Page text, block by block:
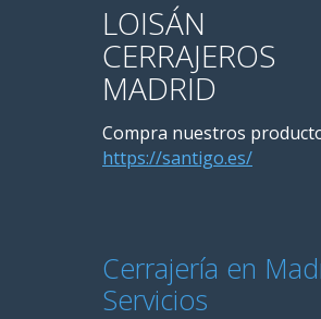
LOISÁN
CERRAJEROS
MADRID
Compra nuestros
https://santigo.es/
Cerrajería en
Servicios